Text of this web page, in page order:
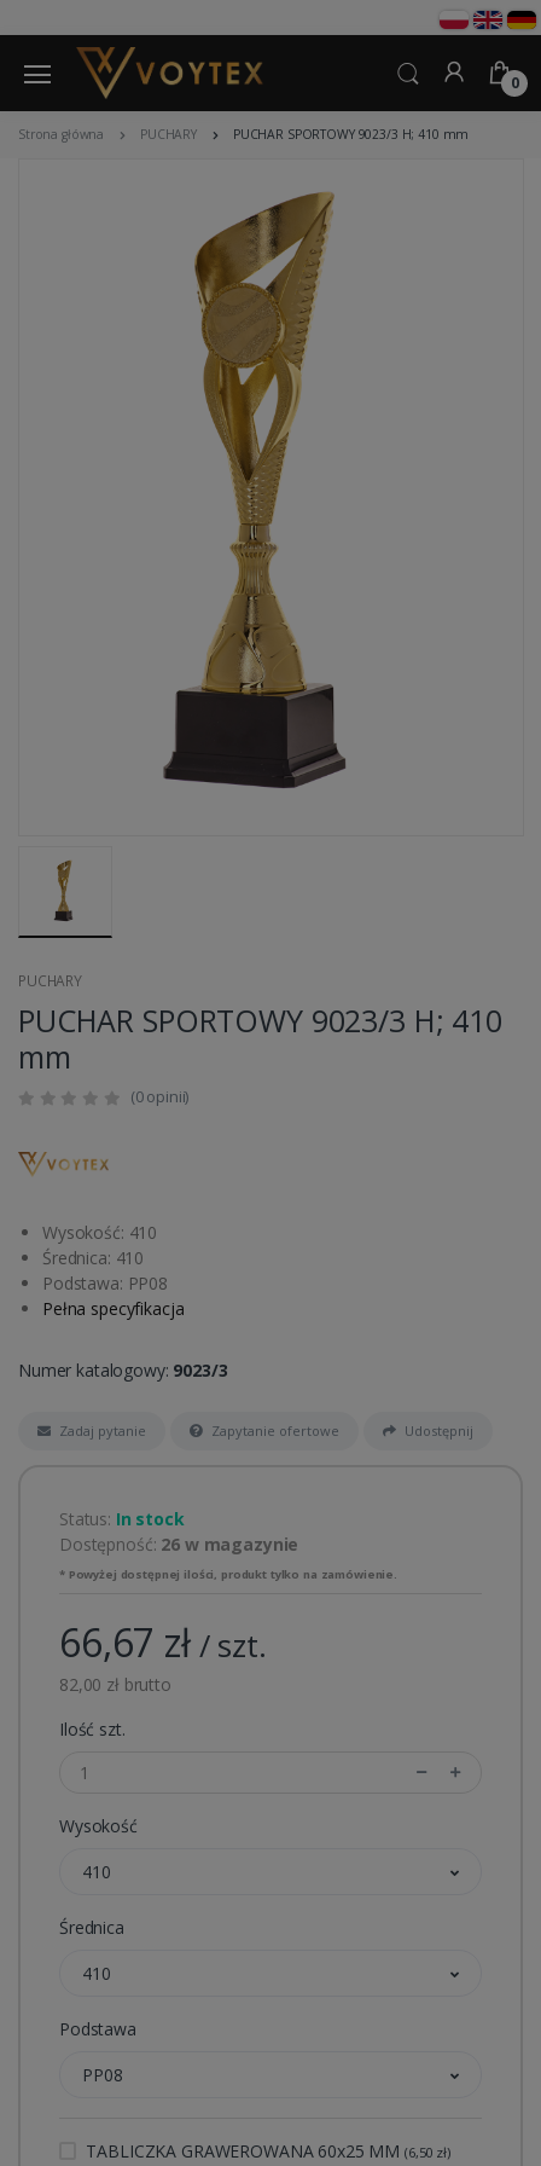
0
Strona główna PUCHARY PUCHAR SPORTOWY 9023/3 H; 410 mm
PUCHARY
PUCHAR SPORTOWY 9023/3 H; 410
mm
(0 opinii)
Wysokość: 410
Średnica: 410
Podstawa: PP08
Pełna specyfikacja
Numer katalogowy: 9023/3
Zadaj pytanie Zapytanie ofertowe Udostępnij
Status: In stock
Dostępność: 26 w magazynie
* Powyżej dostępnej ilości, produkt tylko na zamówienie.
66,67 zł/ szt.
82,00 zł brutto
Ilość szt.
Wysokość
410
Średnica
410
Podstawa
PP08
TABLICZKA GRAWEROWANA 60x25 MM (6,50 zł)